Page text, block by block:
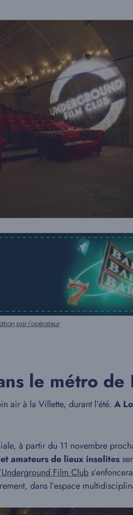
par l'opérateur
le métro de
air à la Villette, durant l’été. A
à partir du 11 novembre
amateurs de lieux insolites
Film Club
dans l’espace